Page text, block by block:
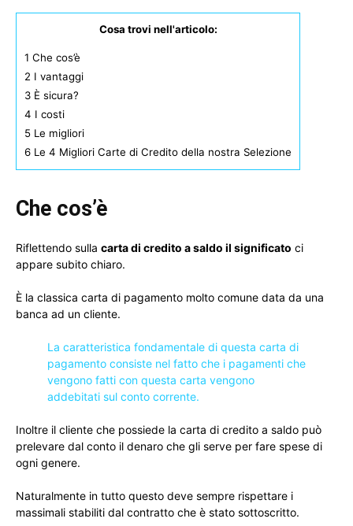
Cosa trovi nell'articolo:
1 Che cos’è
2 I vantaggi
3 È sicura?
4 I costi
5 Le migliori
6 Le 4 Migliori Carte di Credito della nostra Selezione
Che cos’è
Riflettendo sulla carta di credito a saldo il significato ci
appare subito chiaro.
È la classica carta di pagamento molto comune data da una
banca ad un cliente.
La caratteristica fondamentale di questa carta di
pagamento consiste nel fatto che i pagamenti che
vengono fatti con questa carta vengono
addebitati sul conto corrente.
Inoltre il cliente che possiede la carta di credito a saldo può
prelevare dal conto il denaro che gli serve per fare spese di
ogni genere.
Naturalmente in tutto questo deve sempre rispettare i
massimali stabiliti dal contratto che è stato sottoscritto.